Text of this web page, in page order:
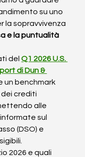
su uno
la sopravvivenza
e la puntualità
del Q1 2026 U.S.
di Dun &
un benchmark
crediti
alle
sul
(DSO) e
2026 e quali